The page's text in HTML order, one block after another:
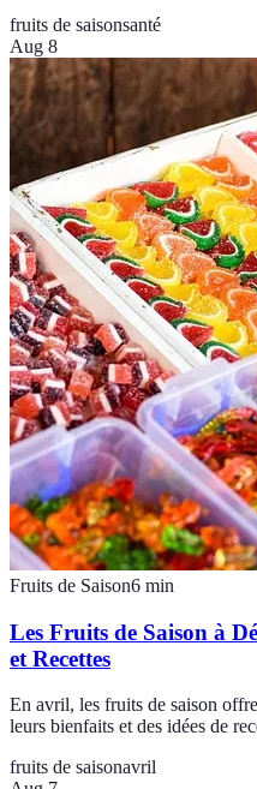
fruits de saisonsanté
Aug 8
Fruits de Saison6 min
Les Fruits de Saison à
et Recettes
En avril, les fruits de saison
leurs bienfaits et des idées de
fruits de saisonavril